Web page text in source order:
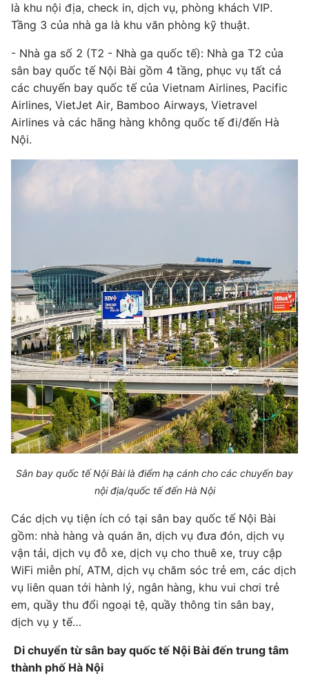
là khu nội địa, check in, dịch vụ, phòng khách VIP.
Tầng 3 của nhà ga là khu văn phòng kỹ thuật.
- Nhà ga số 2 (T2 - Nhà ga quốc tế): Nhà ga T2 của
sân bay quốc tế Nội Bài gồm 4 tầng, phục vụ tất cả
các chuyến bay quốc tế của Vietnam Airlines, Pacific
Airlines, VietJet Air, Bamboo Airways, Vietravel
Airlines và các hãng hàng không quốc tế đi/đến Hà
Nội.
Sân bay quốc tế Nội Bài là điểm hạ cánh cho các chuyến bay
nội địa/quốc tế đến Hà Nội
Các dịch vụ tiện ích có tại sân bay quốc tế Nội Bài
gồm: nhà hàng và quán ăn, dịch vụ đưa đón, dịch vụ
vận tải, dịch vụ đỗ xe, dịch vụ cho thuê xe, truy cập
WiFi miễn phí, ATM, dịch vụ chăm sóc trẻ em, các dịch
vụ liên quan tới hành lý, ngân hàng, khu vui chơi trẻ
em, quầy thu đổi ngoại tệ, quầy thông tin sân bay,
dịch vụ y tế…
Di chuyển từ sân bay quốc tế Nội Bài đến trung tâm
thành phố Hà Nội